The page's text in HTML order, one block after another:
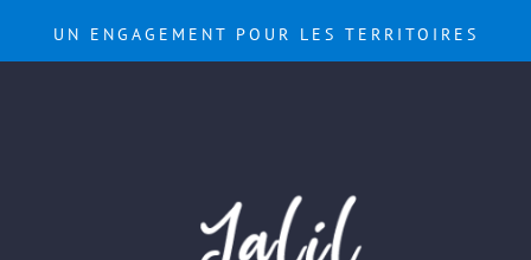
UN ENGAGEMENT POUR LES TERRITOIRES